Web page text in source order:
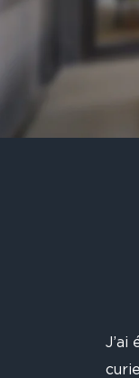
J’ai